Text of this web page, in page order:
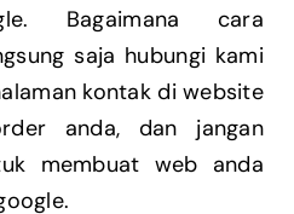
Bagaimana cara
saja hubungi kami
kontak di website
anda, dan jangan
membuat web anda